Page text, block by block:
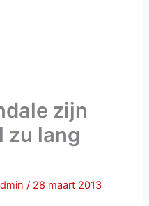
zijn
zu lang
/ 28 maart 2013